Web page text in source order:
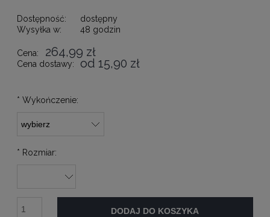
Dostępność:
dostępny
Wysyłka w:
48 godzin
Cena: 264,99 zł
Cena dostawy: od 15,90 zł
* Wykończenie:
* Rozmiar:
DODAJ DO KOSZYKA